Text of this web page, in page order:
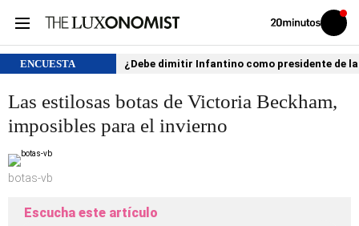
Volver
Iniciar
sesión
ENCUESTA ¿Debe dimitir Infantino como presidente de
Las estilosas botas de Victoria Beckham,
imposibles para el invierno
botas-vb
Escucha este artículo